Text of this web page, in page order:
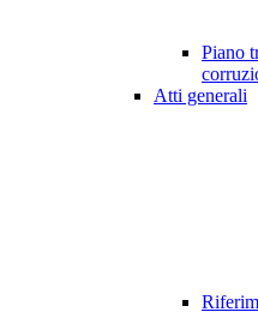
Piano
Atti generali